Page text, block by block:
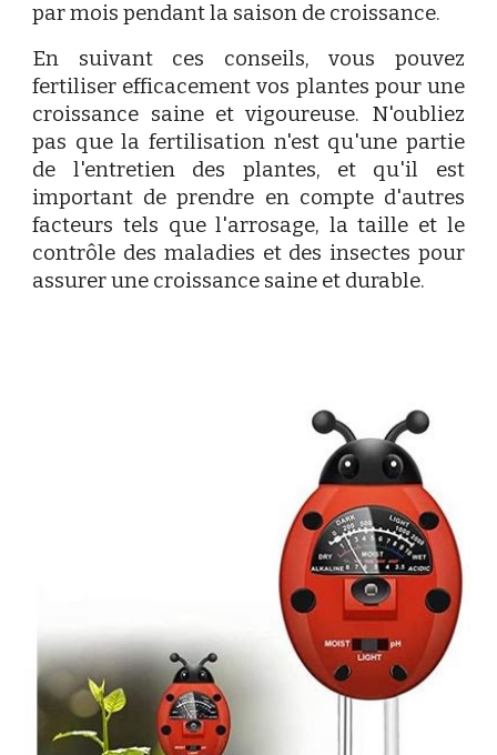
par mois pendant la saison de croissance.
En suivant ces conseils, vous pouvez
fertiliser efficacement vos plantes pour une
croissance saine et vigoureuse. N'oubliez
pas que la fertilisation n'est qu'une partie
de l'entretien des plantes, et qu'il est
important de prendre en compte d'autres
facteurs tels que l'arrosage, la taille et le
contrôle des maladies et des insectes pour
assurer une croissance saine et durable.